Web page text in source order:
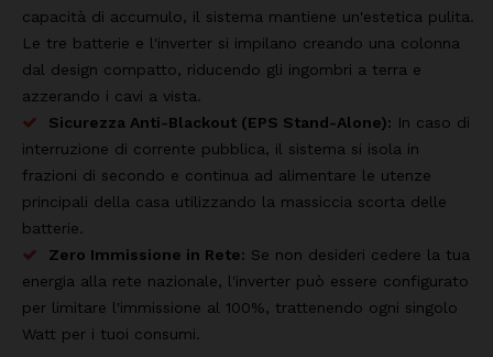
capacità di accumulo, il sistema mantiene un'estetica pulita.
Le tre batterie e l'inverter si impilano creando una colonna
dal design compatto, riducendo gli ingombri a terra e
azzerando i cavi a vista.
Sicurezza Anti-Blackout (EPS Stand-Alone): In caso di
interruzione di corrente pubblica, il sistema si isola in
frazioni di secondo e continua ad alimentare le utenze
principali della casa utilizzando la massiccia scorta delle
batterie.
Zero Immissione in Rete: Se non desideri cedere la tua
energia alla rete nazionale, l'inverter può essere configurato
per limitare l'immissione al 100%, trattenendo ogni singolo
Watt per i tuoi consumi.